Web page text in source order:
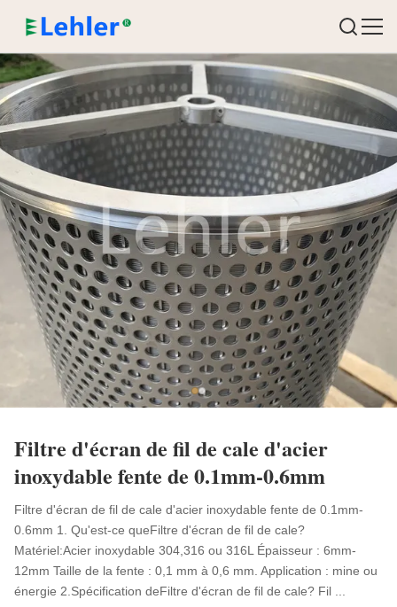
Filtre d'écran de fil de cale d'acier
inoxydable fente de 0.1mm-0.6mm
Filtre d'écran de fil de cale d'acier inoxydable fente de 0.1mm-
0.6mm 1. Qu'est-ce queFiltre d'écran de fil de cale?
Matériel:Acier inoxydable 304,316 ou 316L Épaisseur : 6mm-
12mm Taille de la fente : 0,1 mm à 0,6 mm. Application : mine ou
énergie 2.Spécification deFiltre d'écran de fil de cale? Fil ...